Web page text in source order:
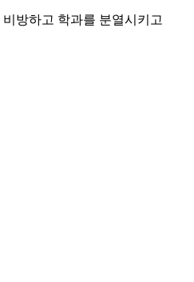
방하고 학과를 분열시키고